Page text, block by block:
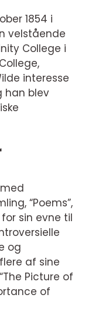
1854 i
velstående
College i
interesse
han blev
“Poems”,
sin evne til
og
af sine
Picture of
of